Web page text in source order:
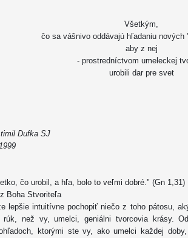
Všetkým,
čo sa vášnivo oddávajú hľadaniu nových
aby z nej
- prostredníctvom umeleckej
urobili dar pre svet
Dufka SJ
čo urobil, a hľa, bolo to veľmi dobré." (Gn 1,31)
Boha Stvoriteľa
lepšie intuitívne pochopiť niečo z toho pátosu,
rúk, než vy, umelci, geniálni tvorcovia krásy.
ktorými ste vy, ako umelci každej